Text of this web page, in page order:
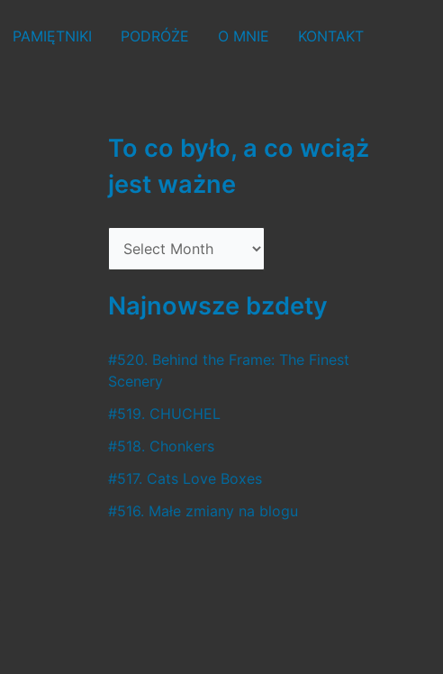
PAMIĘTNIKI PODRÓŻE O MNIE KONTAKT
To co było, a co wciąż
jest ważne
o
c
b
y
ł
o
,
Najnowsze bzdety
#520. Behind the Frame: The Finest
Scenery
#519. CHUCHEL
#518. Chonkers
#517. Cats Love Boxes
#516. Małe zmiany na blogu